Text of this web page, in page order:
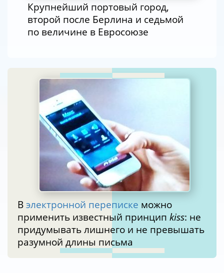
Крупнейший портовый город,
второй после Берлина и седьмой
по величине в Евросоюзе
В электронной переписке можно
применить известный принцип kiss: не
придумывать лишнего и не превышать
разумной длины письма